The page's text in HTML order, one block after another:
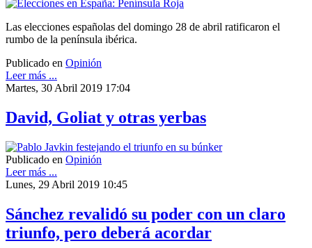
Las elecciones españolas del domingo 28 de abril ratificaron el
rumbo de la península ibérica.
Publicado en Opinión
Leer más ...
Martes, 30 Abril 2019 17:04
David, Goliat y otras yerbas
Publicado en Opinión
Leer más ...
Lunes, 29 Abril 2019 10:45
Sánchez revalidó su poder con un claro
triunfo, pero deberá acordar